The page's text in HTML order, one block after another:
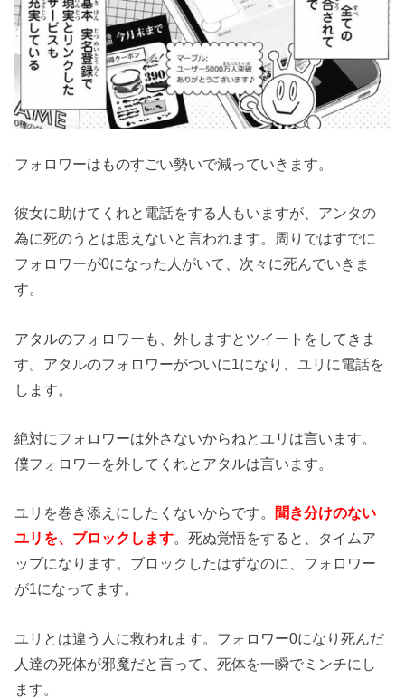
フォロワーはものすごい勢いで減っていきます。
彼女に助けてくれと電話をする人もいますが、アンタの
為に死のうとは思えないと言われます。周りではすでに
フォロワーが0になった人がいて、次々に死んでいきま
す。
アタルのフォロワーも、外しますとツイートをしてきま
す。アタルのフォロワーがついに1になり、ユリに電話を
します。
絶対にフォロワーは外さないからねとユリは言います。
僕フォロワーを外してくれとアタルは言います。
ユリを巻き添えにしたくないからです。 聞き分けのない
ユリを、ブロックします。死ぬ覚悟をすると、タイムア
ップになります。ブロックしたはずなのに、フォロワー
が1になってます。
ユリとは違う人に救われます。フォロワー0になり死んだ
人達の死体が邪魔だと言って、死体を一瞬でミンチにし
ます。